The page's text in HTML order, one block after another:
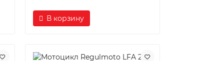
В корзину